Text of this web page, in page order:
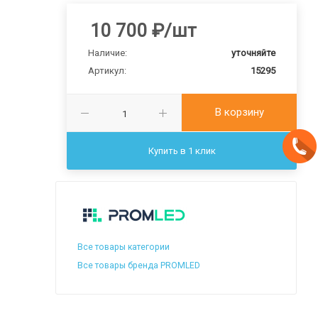
10 700 ₽/шт
Наличие:
уточняйте
Артикул:
15295
В корзину
Купить в 1 клик
Все товары категории
Все товары бренда PROMLED